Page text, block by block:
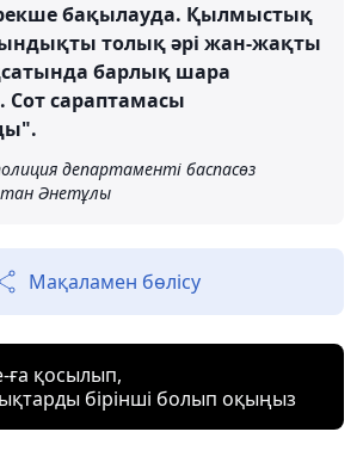
бақылауда. Қылмыстық
толық әрі жан-жақты
барлық шара
сараптамасы
департаменті баспасөз
Әнетұлы
Мақаламен бөлісу
ға қосылып,
бірінші болып оқыңыз